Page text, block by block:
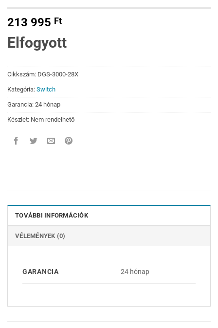
213 995 Ft
Elfogyott
Cikkszám: DGS-3000-28X
Kategória: Switch
Garancia: 24 hónap
Készlet: Nem rendelhető
TOVÁBBI INFORMÁCIÓK
VÉLEMÉNYEK (0)
GARANCIA 24 hónap